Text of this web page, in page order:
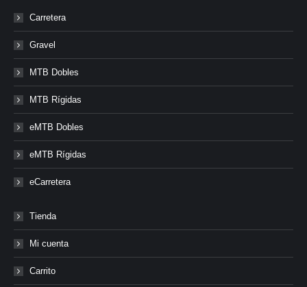
Carretera
Gravel
MTB Dobles
MTB Rígidas
eMTB Dobles
eMTB Rígidas
eCarretera
Tienda
Mi cuenta
Carrito